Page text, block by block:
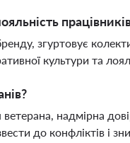
згуртовує
культури та
ветерана, надмірна
до конфліктів і